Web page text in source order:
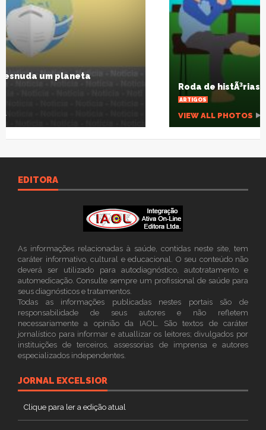
EDITORA
As informações relacionadas à saúde, contidas neste site, tem
caráter informativo, cultural e educacional. O seu conteúdo não
deverá ser utilizado para autodiagnóstico, autotratamento e
automedicação. Consulte sempre um profissional de saúde para
seus diagnósticos e tratamentos.
Todas as informações publicadas nestes portais são de
responsabilidade de seus autores e não refletem
necessariamente a opinião da IAOL. São textos de caráter
jornalístico para informar e atuallizar os leitores; divulgados por
instituições de terceiros, assessorias de imprensa e autores
especializados independentes.
JORNAL EXCELSIOR
Clique para ler a edição atual